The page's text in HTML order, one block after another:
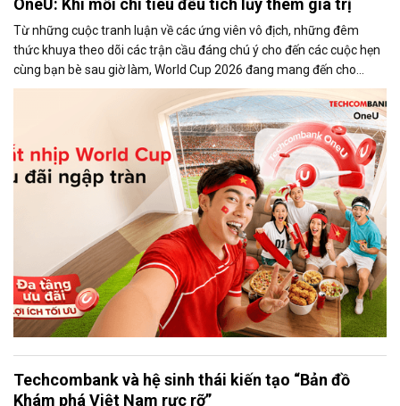
OneU: Khi mỗi chi tiêu đều tích lũy thêm giá trị
Từ những cuộc tranh luận về các ứng viên vô địch, những đêm
thức khuya theo dõi các trận cầu đáng chú ý cho đến các cuộc hẹn
cùng bạn bè sau giờ làm, World Cup 2026 đang mang đến cho
người hâm mộ những khoảnh khắc khó quên.
Techcombank và hệ sinh thái kiến tạo “Bản đồ
Khám phá Việt Nam rực rỡ”